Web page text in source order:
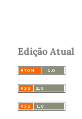
Edição Atual